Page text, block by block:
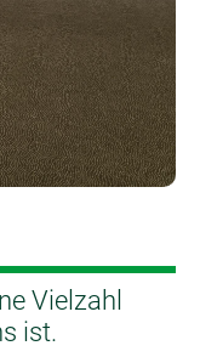
Vielzahl
ist.